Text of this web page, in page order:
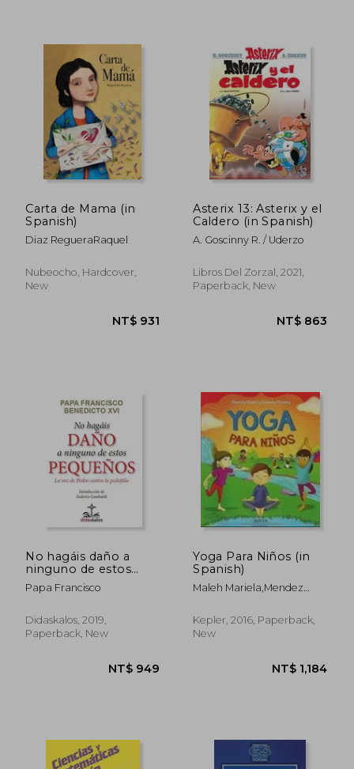
NT$ 1,066 NT$
Carta de Mama (in
Spanish)
Diaz RegueraRaquel
Nubeocho, Hardcover,
New
Asterix 13: Asterix y el
Caldero (in Spanish)
A. Goscinny R. / Uderzo
Libros Del Zorzal, 2021,
Paperback, New
NT$
No hagáis daño a
ninguno de estos
pequeños. La Voz de
Pedro contra la
Papa Francisco
Didaskalos, 2019,
Paperback, New
Yoga Para Niños (in
Spanish)
Maleh Mariela,Mendez
Kepler, 2016, Paperback,
New